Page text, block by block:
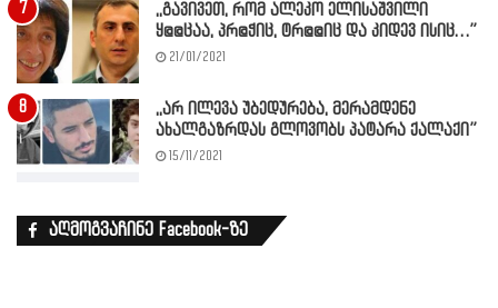
,,გავივეთ, რომ ალეკო ელისაშვილი
ყ@@ცაა, პრ@ჭიც, ტრ@@იც და კიდევ ისიც…”
21/01/2021
,,არ ილევა უბედურება, მერამდენე
ახალგაზრდას გლოვობს პატარა ქალაქი”
15/11/2021
აღმოგვაჩინე Facebook-ზე